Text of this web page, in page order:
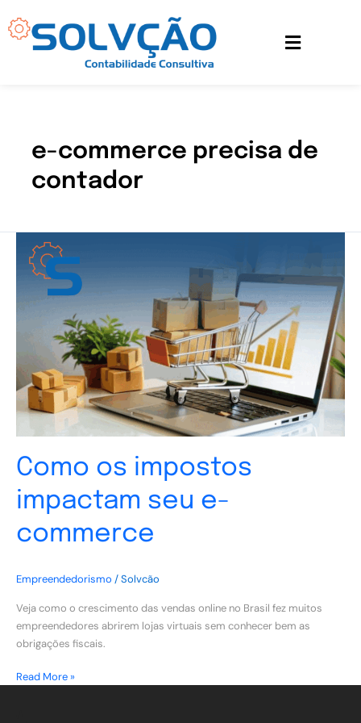
para
e-commerce precisa de
contador
Como os impostos
impactam seu e-
commerce
Empreendedorismo /Solvcão
Veja como o crescimento das vendas online no Brasil fez muitos
empreendedores abrirem lojas virtuais sem conhecer bem as
obrigações fiscais.
Como
impostos
impactam
commerce
Read More »